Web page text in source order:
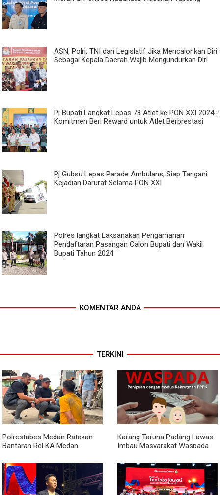
ASN, Polri, TNI dan Legislatif Jika Mencalonkan Diri
Sebagai Kepala Daerah Wajib Mengundurkan Diri
Pj Bupati Langkat Lepas 78 Atlet ke PON XXI 2024 :
Komitmen Beri Reward untuk Atlet Berprestasi
Pj Gubsu Lepas Parade Ambulans, Siap Tangani
Kejadian Darurat Selama PON XXI
Polres langkat Laksanakan Pengamanan
Pendaftaran Pasangan Calon Bupati dan Wakil
Bupati Tahun 2024
KOMENTAR ANDA
TERKINI
Polrestabes Medan Ratakan
Bantaran Rel KA Medan -
Narkoba, Sita 3 Kg Ganja dan
Sejumlah Paket Sabu
Karang Taruna Padang Lawas
Imbau Masyarakat Waspada